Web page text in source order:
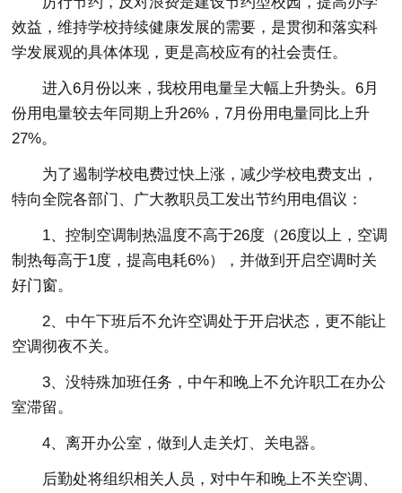
效益，维持学校持续健康发展的需要，是贯彻和落实科
学发展观的具体体现，更是高校应有的社会责任。
进入6月份以来，我校用电量呈大幅上升势头。6月
份用电量较去年同期上升26%，7月份用电量同比上升
27%。
为了遏制学校电费过快上涨，减少学校电费支出，
特向全院各部门、广大教职员工发出节约用电倡议：
1、控制空调制热温度不高于26度（26度以上，空调
制热每高于1度，提高电耗6%），并做到开启空调时关
好门窗。
2、中午下班后不允许空调处于开启状态，更不能让
空调彻夜不关。
3、没特殊加班任务，中午和晚上不允许职工在办公
室滞留。
4、离开办公室，做到人走关灯、关电器。
后勤处将组织相关人员，对中午和晚上不关空调、